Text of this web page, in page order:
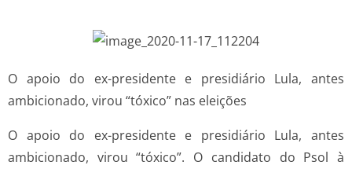
O apoio do ex-presidente e presidiário Lula, antes
ambicionado, virou “tóxico” nas eleições
O apoio do ex-presidente e presidiário Lula, antes
ambicionado, virou “tóxico”. O candidato do Psol à